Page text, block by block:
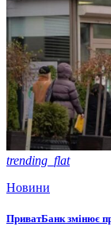
trending_flat
Новини
ПриватБанк змінює